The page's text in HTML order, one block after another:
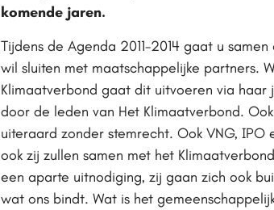
komende jaren.
Tijdens de Agenda 2011-2014 gaat u
wil sluiten met maatschappelijke partners.
Klimaatverbond gaat dit uitvoeren via
door de leden van Het Klimaatverbond.
uiteraard zonder stemrecht. Ook VNG,
ook zij zullen samen met het
een aparte uitnodiging, zij gaan zich ook
wat ons bindt. Wat is het